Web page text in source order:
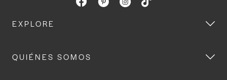
EXPLORE
QUIÉNES SOMOS